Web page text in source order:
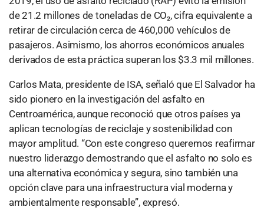
de 21.2 millones de toneladas de CO₂, cifra equivalente a
retirar de circulación cerca de 460,000 vehículos de
pasajeros. Asimismo, los ahorros económicos anuales
derivados de esta práctica superan los $3.3 mil millones.
Carlos Mata, presidente de ISA, señaló que El Salvador ha
sido pionero en la investigación del asfalto en
Centroamérica, aunque reconoció que otros países ya
aplican tecnologías de reciclaje y sostenibilidad con
mayor amplitud. “Con este congreso queremos reafirmar
nuestro liderazgo demostrando que el asfalto no solo es
una alternativa económica y segura, sino también una
opción clave para una infraestructura vial moderna y
ambientalmente responsable”, expresó.